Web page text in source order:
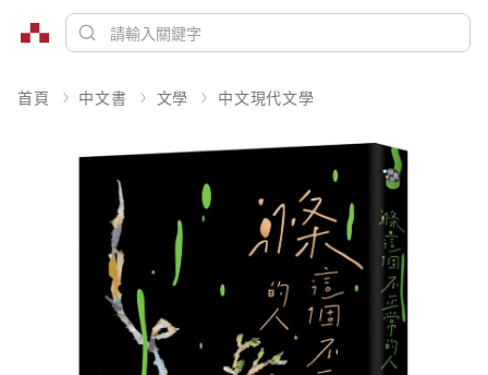
首頁 中文書 文學 中文現代文學